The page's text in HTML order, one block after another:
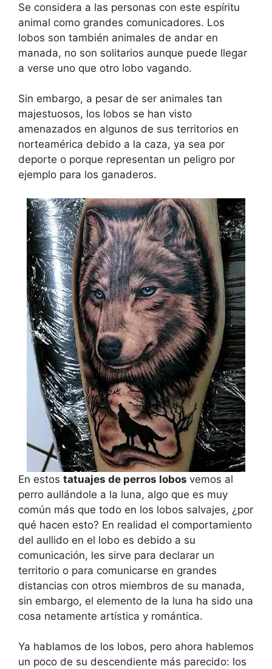
Se considera a las personas con este espíritu
animal como grandes comunicadores. Los
lobos son también animales de andar en
manada, no son solitarios aunque puede llegar
a verse uno que otro lobo vagando.
Sin embargo, a pesar de ser animales tan
majestuosos, los lobos se han visto
amenazados en algunos de sus territorios en
norteamérica debido a la caza, ya sea por
deporte o porque representan un peligro por
ejemplo para los ganaderos.
En estos tatuajes de perros lobos vemos al
perro aullándole a la luna, algo que es muy
común más que todo en los lobos salvajes, ¿por
qué hacen esto? En realidad el comportamiento
del aullido en el lobo es debido a su
comunicación, les sirve para declarar un
territorio o para comunicarse en grandes
distancias con otros miembros de su manada,
sin embargo, el elemento de la luna ha sido una
cosa netamente artística y romántica.
Ya hablamos de los lobos, pero ahora hablemos
un poco de su descendiente más parecido: los